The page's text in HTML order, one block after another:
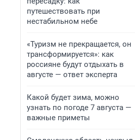
путешествовать при
нестабильном небе
«Туризм не прекращается, он
трансформируется»: как
россияне будут отдыхать в
августе — ответ эксперта
Какой будет зима, можно
узнать по погоде 7 августа —
важные приметы